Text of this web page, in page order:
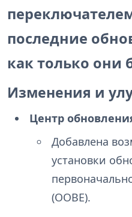
последние
как только они
Изменения и
Центр
Добавлена
установки
(OOBE).